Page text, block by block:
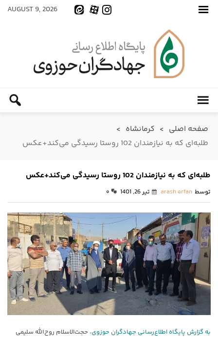
AUGUST 9, 2026
صفحه اصلی > کرمانشاه >
طلبه‌ای که به نیازمندان 102 روستا رسیدگی می‌کند+عکس
طلبه‌ای که به نیازمندان 102 روستا رسیدگی می‌کند+عکس
توسط arash erfan تیر 26, 1401 ۰
به گزارش پایگاه اطلاع‌رسانی جهادگران حوزوی، حجت‌الاسلام روح‌الله سلیمی